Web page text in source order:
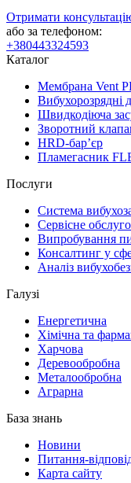
Отримати
або за телефоном:
+380443324593
Каталог
Мембрана Vent
Вибухорозрядні
Швидкодіюча
Зворотний
HRD-бар’єр
Пламегасник
Послуги
Система
Сервісне
Випробування
Консалтинг у
Аналіз
Галузі
Енергетична
Хімічна та
Харчова
Деревообробна
Металообробна
Аграрна
База знань
Новини
Питання-
Карта сайту